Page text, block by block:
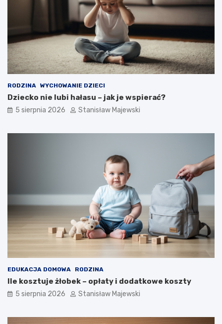
RODZINA WYCHOWANIE DZIECI
Dziecko nie lubi hałasu – jak je wspierać?
5 sierpnia 2026 Stanisław Majewski
EDUKACJA DOMOWA RODZINA
Ile kosztuje żłobek – opłaty i dodatkowe koszty
5 sierpnia 2026 Stanisław Majewski